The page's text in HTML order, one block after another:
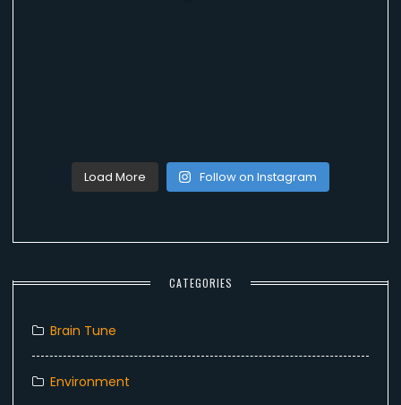
Load More Follow on Instagram
CATEGORIES
Brain Tune
Environment